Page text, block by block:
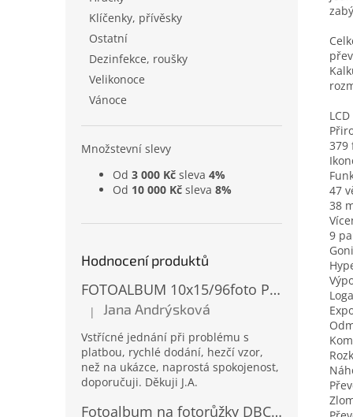
Klíčenky, přívěsky
Ostatní
Dezinfekce, roušky
Velikonoce
Vánoce
Množstevní slevy
Od 3 000 Kč sleva 4%
Od 10 000 Kč sleva 8%
Hodnocení produktů
FOTOALBUM 10x15/96foto PP-4696 MIX
Hodnocení produktu je 5 z 5 hvězdiček.
| Jana Andrýsková
Vstřícné jednání při problému s
platbou, rychlé dodání, hezčí vzor,
než na ukázce, naprostá spokojenost,
doporučuji. Děkuji J.A.
Fotoalbum na fotorůžky DBCL-30 Homage 2
379
47
38
9